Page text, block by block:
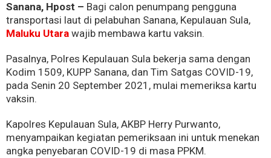
Sanana, Hpost – Bagi calon penumpang pengguna
transportasi laut di pelabuhan Sanana, Kepulauan Sula,
Maluku Utara wajib membawa kartu vaksin.
Pasalnya, Polres Kepulauan Sula bekerja sama dengan
Kodim 1509, KUPP Sanana, dan Tim Satgas COVID-19,
pada Senin 20 September 2021, mulai memeriksa kartu
vaksin.
Kapolres Kepulauan Sula, AKBP Herry Purwanto,
menyampaikan kegiatan pemeriksaan ini untuk menekan
angka penyebaran COVID-19 di masa PPKM.